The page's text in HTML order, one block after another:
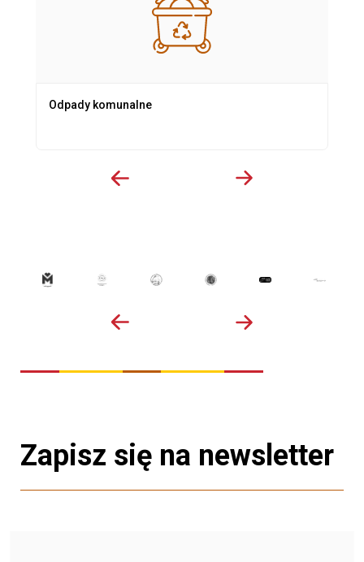
Odpady komunalne
Zapisz się na newsletter